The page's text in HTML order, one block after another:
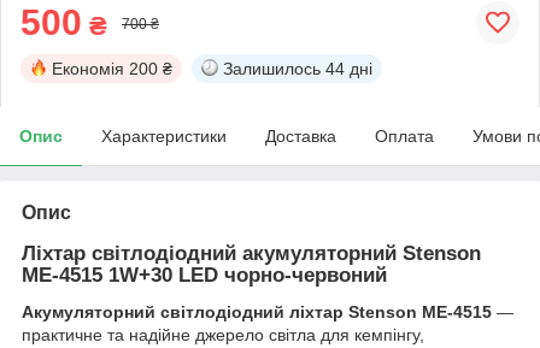
500 ₴ 700 ₴
Економія 200 ₴ Залишилось 44 дні
Опис Характеристики Доставка Оплата Умови
Опис
Ліхтар світлодіодний акумуляторний Stenson
ME-4515 1W+30 LED чорно-червоний
Акумуляторний світлодіодний ліхтар Stenson ME-4515 —
практичне та надійне джерело світла для кемпінгу,